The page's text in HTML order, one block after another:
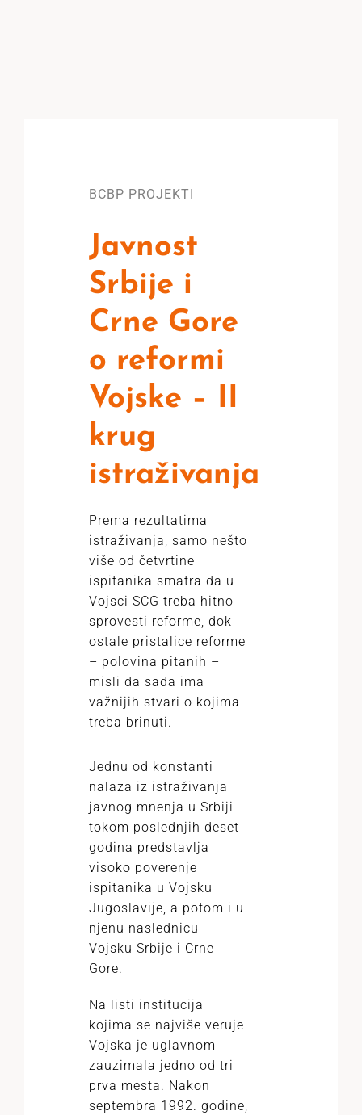
BCBP PROJEKTI
Javnost
Srbije i
Crne Gore
o reformi
Vojske – II
krug
istraživanja
Prema rezultatima
istraživanja, samo nešto
više od četvrtine
ispitanika smatra da u
Vojsci SCG treba hitno
sprovesti reforme, dok
ostale pristalice reforme
– polovina pitanih –
misli da sada ima
važnijih stvari o kojima
treba brinuti.
Jednu od konstanti
nalaza iz istraživanja
javnog mnenja u Srbiji
tokom poslednjih deset
godina predstavlja
visoko poverenje
ispitanika u Vojsku
Jugoslavije, a potom i u
njenu naslednicu –
Vojsku Srbije i Crne
Gore.
Na listi institucija
kojima se najviše veruje
Vojska je uglavnom
zauzimala jedno od tri
prva mesta. Nakon
septembra 1992. godine,